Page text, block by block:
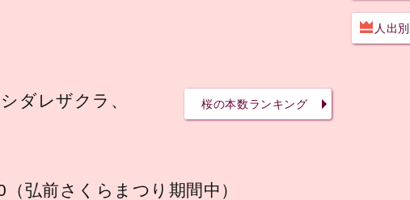
ダレザクラ、
桜の本数ランキング
弘前さくらまつり期間中）
人出別